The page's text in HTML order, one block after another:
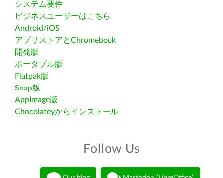
システム要件
ビジネスユーザーはこちら
Android/iOS
アプリストアとChromebook
開発版
ポータブル版
Flatpak版
Snap版
AppImage版
Chocolateyからインストール
Follow Us